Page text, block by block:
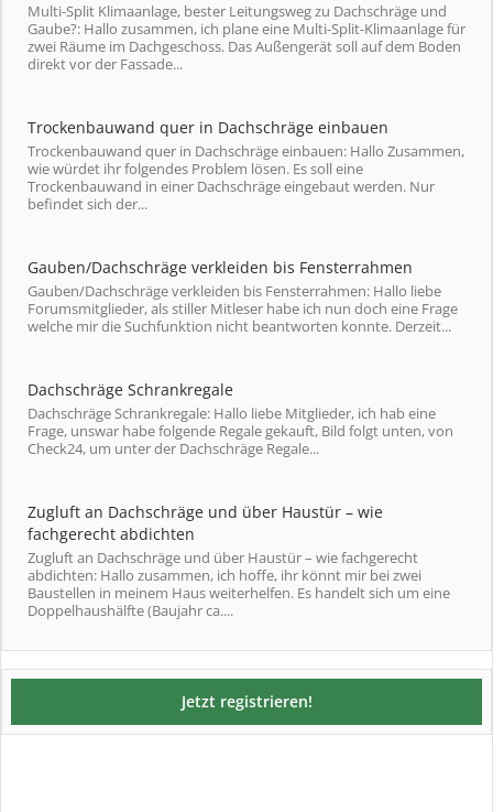
Multi-Split Klimaanlage, bester Leitungsweg zu Dachschräge und
Gaube?: Hallo zusammen, ich plane eine Multi-Split-Klimaanlage für
zwei Räume im Dachgeschoss. Das Außengerät soll auf dem Boden
direkt vor der Fassade...
Trockenbauwand quer in Dachschräge einbauen
Trockenbauwand quer in Dachschräge einbauen: Hallo Zusammen,
wie würdet ihr folgendes Problem lösen. Es soll eine
Trockenbauwand in einer Dachschräge eingebaut werden. Nur
befindet sich der...
Gauben/Dachschräge verkleiden bis Fensterrahmen
Gauben/Dachschräge verkleiden bis Fensterrahmen: Hallo liebe
Forumsmitglieder, als stiller Mitleser habe ich nun doch eine Frage
welche mir die Suchfunktion nicht beantworten konnte. Derzeit...
Dachschräge Schrankregale
Dachschräge Schrankregale: Hallo liebe Mitglieder, ich hab eine
Frage, unswar habe folgende Regale gekauft, Bild folgt unten, von
Check24, um unter der Dachschräge Regale...
Zugluft an Dachschräge und über Haustür – wie
fachgerecht abdichten
Zugluft an Dachschräge und über Haustür – wie fachgerecht
abdichten: Hallo zusammen, ich hoffe, ihr könnt mir bei zwei
Baustellen in meinem Haus weiterhelfen. Es handelt sich um eine
Doppelhaushälfte (Baujahr ca....
Jetzt registrieren!